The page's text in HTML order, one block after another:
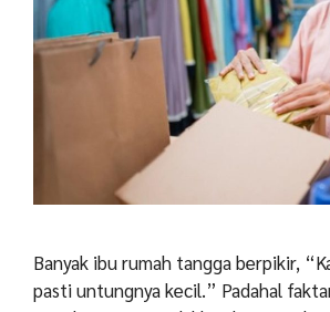
Banyak ibu rumah tangga berpikir,
pasti untungnya kecil.” Padahal